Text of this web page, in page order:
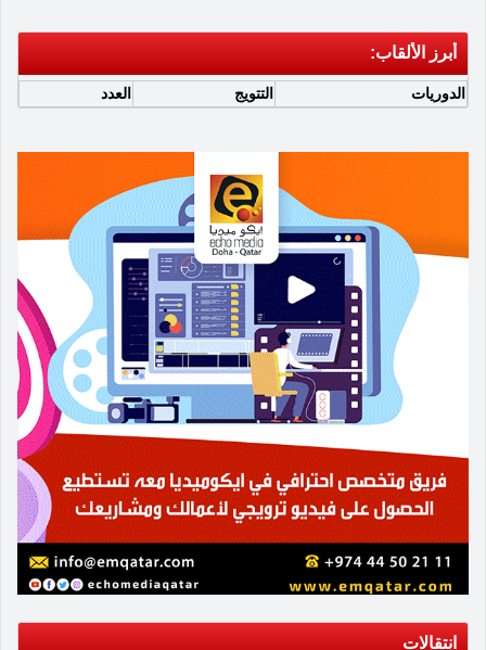
أبرز الألقاب:
الدوريات التتويج العدد
انتقالات